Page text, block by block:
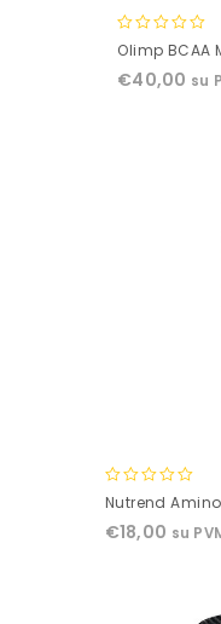
0
of
Olimp BCAA
€40,00 su
0
of
Nutrend
€18,00 su